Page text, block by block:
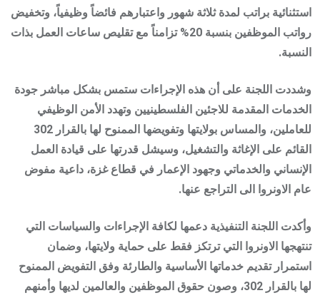
استثنائية براتب لمدة ثلاثة شهور واعتبارهم فائضاً وظيفياً، وتخفيض
رواتب الموظفين بنسبة 20% تزامناً مع تقليص ساعات العمل بذات
النسبة.
وشددت اللجنة على أن هذه الإجراءات ستمس بشكل مباشر جودة
الخدمات المقدمة للاجئين الفلسطينيين وتهدد الأمن الوظيفي
للعاملين، والمساس بولايتها وتفويضها الممنوح لها بالقرار 302
القائم على الإغاثة والتشغيل، وسيشل قدرتها على قيادة العمل
الإنساني والخدماتي وجهود الإعمار في قطاع غزة، داعية مفوض
عام الاونروا الى التراجع عنها.
وأكدت اللجنة التنفيذية دعمها لكافة الإجراءات والسياسات التي
تنتهجها الاونروا التي ترتكز فقط على حماية ولايتها، وضمان
استمرار تقديم خدماتها الأساسية والطارئة وفق التفويض الممنوح
لها بالقرار 302، وصون حقوق الموظفين والعالمين لديها وأمنهم